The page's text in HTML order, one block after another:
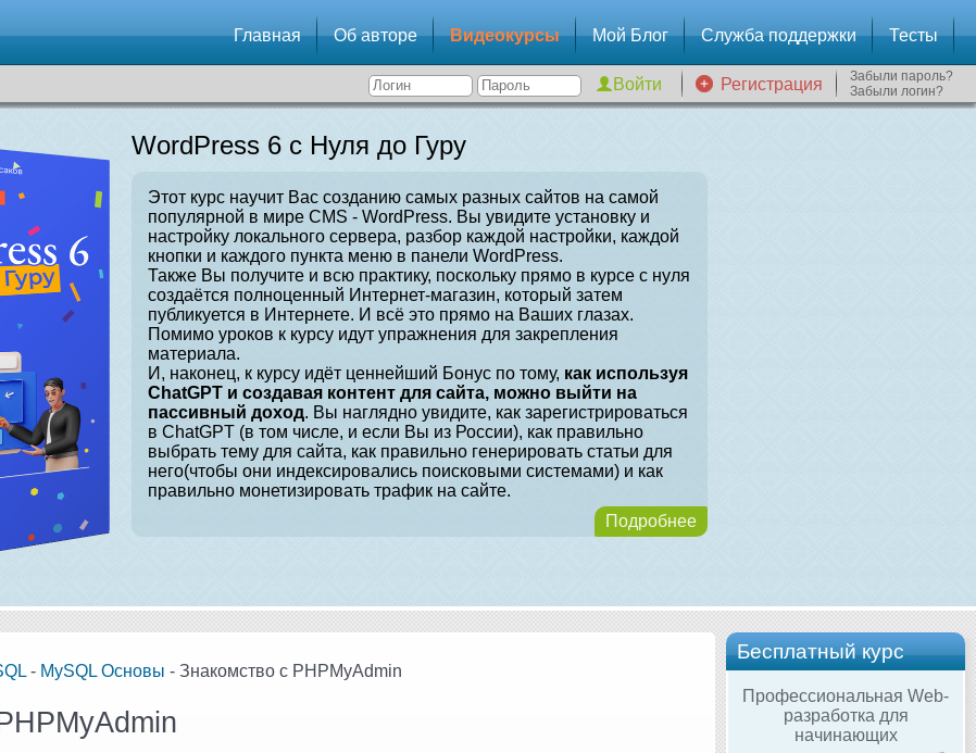
Главная Об авторе Видеокурсы Мой Блог Служба поддержки Тесты
Регистрация
Забыли пароль?
Забыли логин?
WordPress 6 с Нуля до Гуру
Этот курс научит Вас созданию самых разных сайтов на самой
популярной в мире CMS - WordPress. Вы увидите установку и
настройку локального сервера, разбор каждой настройки, каждой
кнопки и каждого пункта меню в панели WordPress.
Также Вы получите и всю практику, поскольку прямо в курсе с нуля
создаётся полноценный Интернет-магазин, который затем
публикуется в Интернете. И всё это прямо на Ваших глазах.
Помимо уроков к курсу идут упражнения для закрепления
материала.
И, наконец, к курсу идёт ценнейший Бонус по тому, как используя
ChatGPT и создавая контент для сайта, можно выйти на
пассивный доход. Вы наглядно увидите, как зарегистрироваться
в ChatGPT (в том числе, и если Вы из России), как правильно
выбрать тему для сайта, как правильно генерировать статьи для
него(чтобы они индексировались поисковыми системами) и как
правильно монетизировать трафик на сайте.
Подробнее
Бесплатный курс
Профессиональная Web-
разработка для
начинающих
- MySQL Основы - Знакомство с PHPMyAdmin